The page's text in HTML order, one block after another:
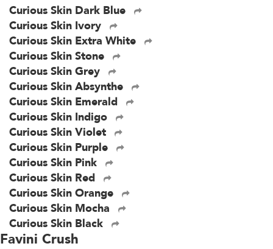
Curious Skin Dark Blue
Curious Skin Ivory
Curious Skin Extra White
Curious Skin Stone
Curious Skin Grey
Curious Skin Absynthe
Curious Skin Emerald
Curious Skin Indigo
Curious Skin Violet
Curious Skin Purple
Curious Skin Pink
Curious Skin Red
Curious Skin Orange
Curious Skin Mocha
Curious Skin Black
Favini Crush